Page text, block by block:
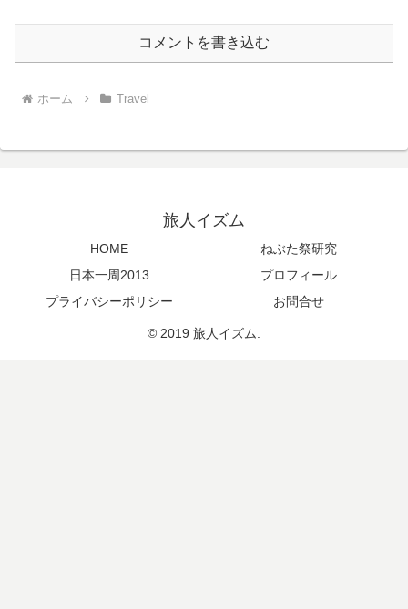
コメントを書き込む
ホーム Travel
旅人イズム
HOME
ねぶた祭研究
日本一周2013
プロフィール
プライバシーポリシー
お問合せ
© 2019 旅人イズム.